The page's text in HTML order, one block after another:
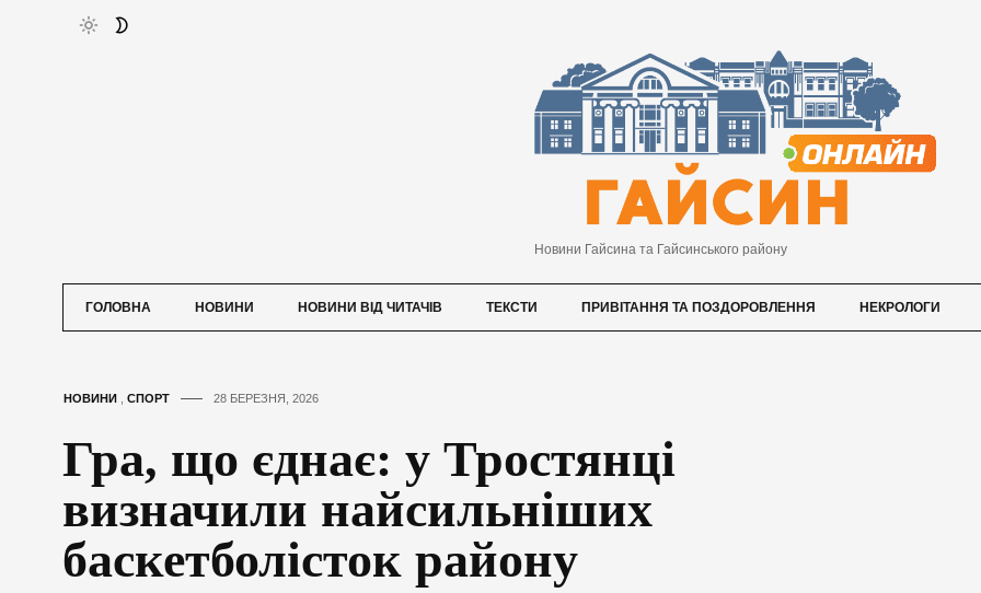
Новини Гайсина та Гайсинського району
ГОЛОВНА НОВИНИ НОВИНИ ВІД ЧИТАЧІВ ТЕКСТИ ПРИВІТАННЯ ТА ПОЗДОРОВЛЕННЯ НЕКРОЛОГИ
НОВИНИ СПОРТ 28 БЕРЕЗНЯ, 2026
Гра, що єднає: у Тростянці
визначили найсильніших
баскетболісток району